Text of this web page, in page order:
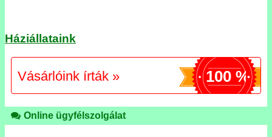
Háziállataink
Vásárlóink írták » 100 %
Online ügyfélszolgálat